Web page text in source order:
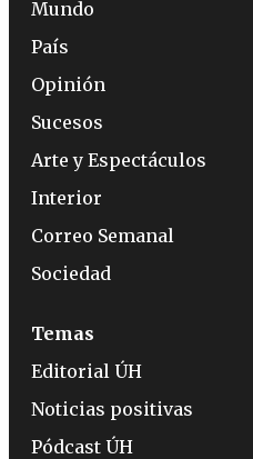
Mundo
País
Opinión
Sucesos
Arte y Espectáculos
Interior
Correo Semanal
Sociedad
Temas
Editorial ÚH
Noticias positivas
Pódcast ÚH